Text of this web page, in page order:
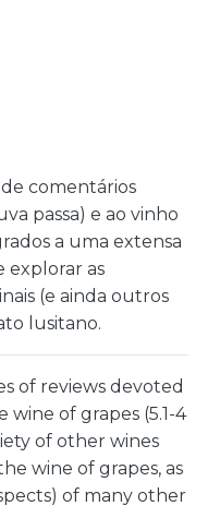
comentários
passa) e ao vinho
a uma extensa
explorar as
(e ainda outros
lusitano.
of reviews devoted
of grapes (5.1-4
of other wines
wine of grapes, as
of many other